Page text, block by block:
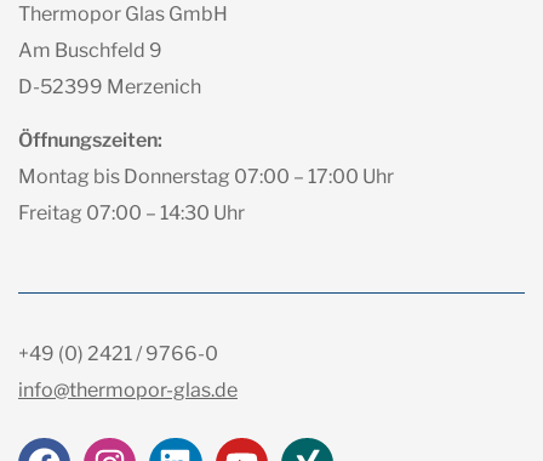
Thermopor Glas GmbH
Am Buschfeld 9
D-52399 Merzenich
Öffnungszeiten:
Montag bis Donnerstag 07:00 – 17:00 Uhr
Freitag 07:00 – 14:30 Uhr
+49 (0) 2421 / 9766-0
info@thermopor-glas.de